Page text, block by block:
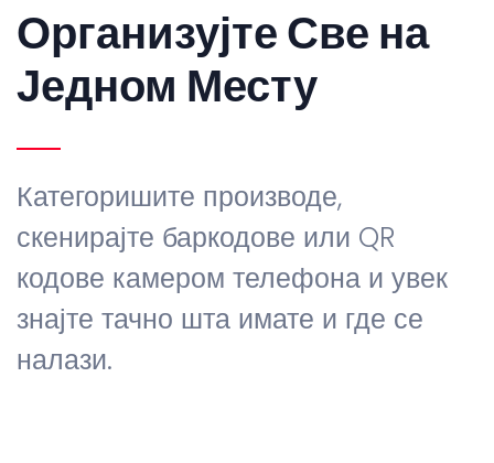
Организујте Све на
Једном Месту
Категоришите производе,
скенирајте баркодове или QR
кодове камером телефона и увек
знајте тачно шта имате и где се
налази.